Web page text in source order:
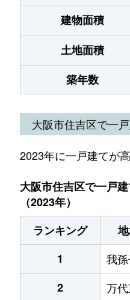
建物面積
土地面積
築年数
大阪市住吉区で一
2023年に一戸建てが
大阪市住吉区で一戸
（2023年）
ランキング
1
我
2
万